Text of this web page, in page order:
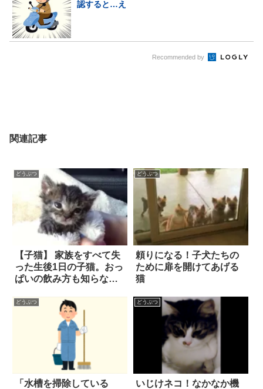
認すると…え
Recommended by
関連記事
どうぶつ
【子猫】 家族をすべて失
った生後1日の子猫。おっ
ぱいの飲み方も知らない
が優しく受け入れた
どうぶつ
頼りになる！子犬たちの
ために扉を開けてあげる
猫
どうぶつ
「水槽を掃除している
どうぶつ
いじけネコ！なかなか機